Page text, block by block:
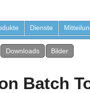
Dienste
Downloads Bilder
Batch